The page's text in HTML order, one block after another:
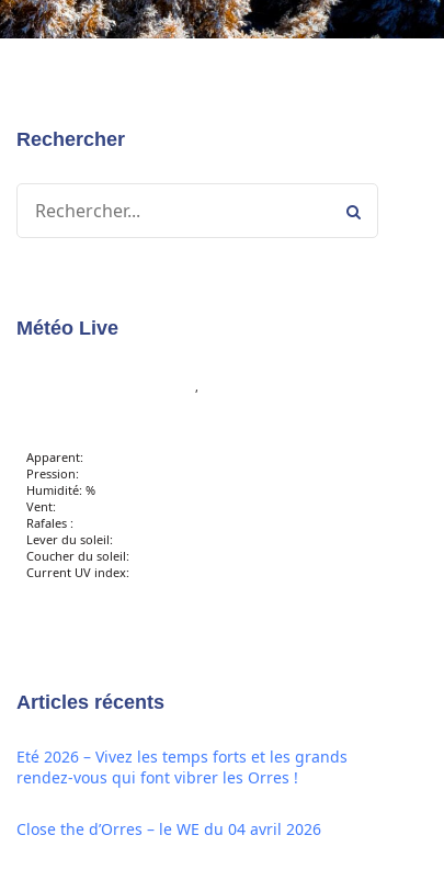
Rechercher
Météo Live
,
Apparent:
Pression:
Humidité: %
Vent:
Rafales :
Lever du soleil:
Coucher du soleil:
Current UV index:
Articles récents
Eté 2026 – Vivez les temps forts et les grands
rendez-vous qui font vibrer les Orres !
Close the d’Orres – le WE du 04 avril 2026